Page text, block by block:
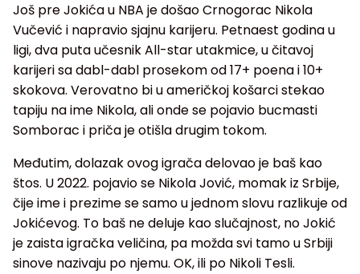
Još pre Jokića u NBA je došao Crnogorac Nikola
Vučević i napravio sjajnu karijeru. Petnaest godina u
ligi, dva puta učesnik All-star utakmice, u čitavoj
karijeri sa dabl-dabl prosekom od 17+ poena i 10+
skokova. Verovatno bi u američkoj košarci stekao
tapiju na ime Nikola, ali onde se pojavio bucmasti
Somborac i priča je otišla drugim tokom.
Međutim, dolazak ovog igrača delovao je baš kao
štos. U 2022. pojavio se Nikola Jović, momak iz Srbije,
čije ime i prezime se samo u jednom slovu razlikuje od
Jokićevog. To baš ne deluje kao slučajnost, no Jokić
je zaista igračka veličina, pa možda svi tamo u Srbiji
sinove nazivaju po njemu. OK, ili po Nikoli Tesli.